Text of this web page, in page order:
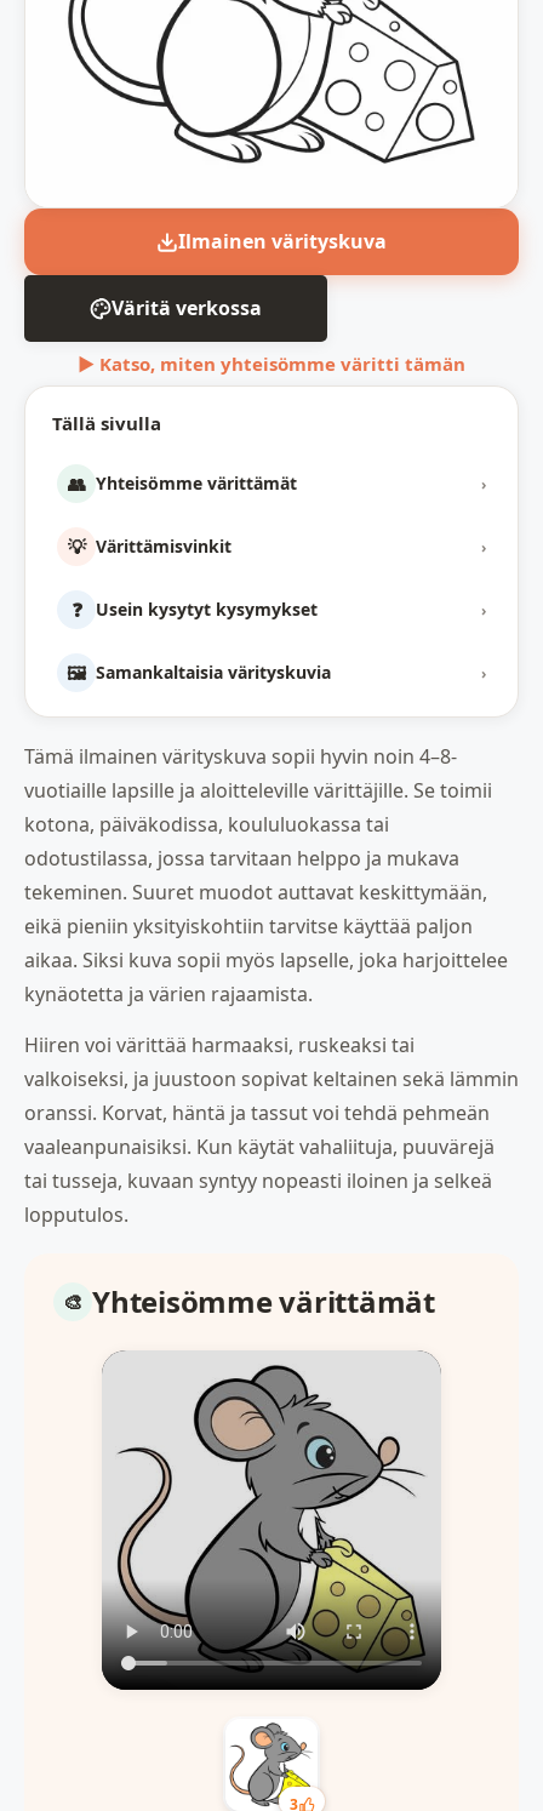
Tällä sivulla
👥 Yhteisömme värittämät ›
💡 Värittämisvinkit ›
❓ Usein kysytyt kysymykset ›
🖼️ Samankaltaisia värityskuvia ›
Ilmainen värityskuva
Väritä verkossa
▶ Katso, miten yhteisömme väritti tämän
Tämä ilmainen värityskuva sopii hyvin noin 4–8-
vuotiaille lapsille ja aloitteleville värittäjille. Se toimii
kotona, päiväkodissa, koululuokassa tai
odotustilassa, jossa tarvitaan helppo ja mukava
tekeminen. Suuret muodot auttavat keskittymään,
eikä pieniin yksityiskohtiin tarvitse käyttää paljon
aikaa. Siksi kuva sopii myös lapselle, joka harjoittelee
kynäotetta ja värien rajaamista.
Hiiren voi värittää harmaaksi, ruskeaksi tai
valkoiseksi, ja juustoon sopivat keltainen sekä lämmin
oranssi. Korvat, häntä ja tassut voi tehdä pehmeän
vaaleanpunaisiksi. Kun käytät vahaliituja, puuvärejä
tai tusseja, kuvaan syntyy nopeasti iloinen ja selkeä
lopputulos.
Yhteisömme värittämät
3